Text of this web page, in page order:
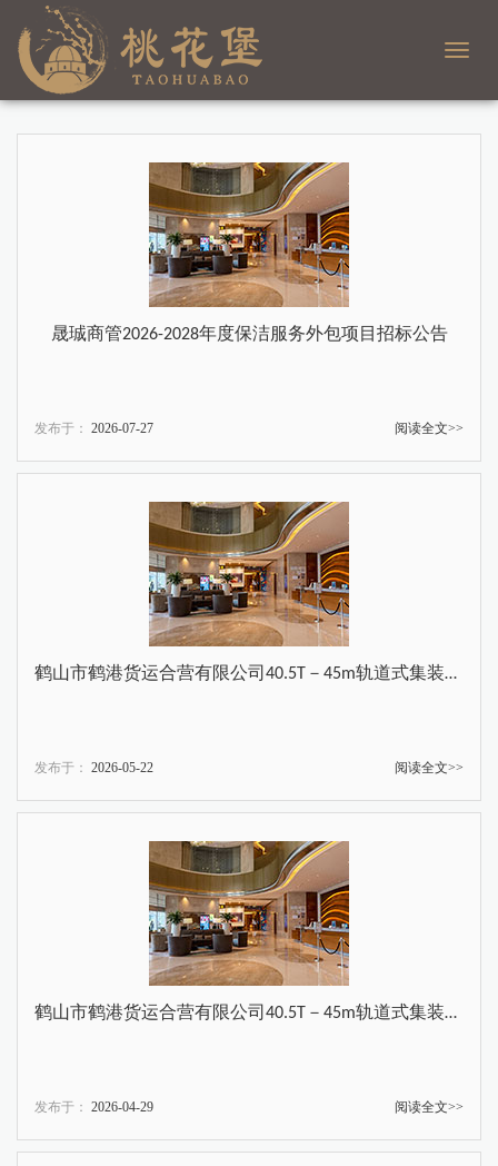
晟珹商管2026-2028年度保洁服务外包项目招标公告
发布于： 2026-07-27 阅读全文>>
鹤山市鹤港货运合营有限公司40.5T－45m轨道式集装箱门式起重机采购项目结果公告
发布于： 2026-05-22 阅读全文>>
鹤山市鹤港货运合营有限公司40.5T－45m轨道式集装箱门式起重机采购项目
发布于： 2026-04-29 阅读全文>>